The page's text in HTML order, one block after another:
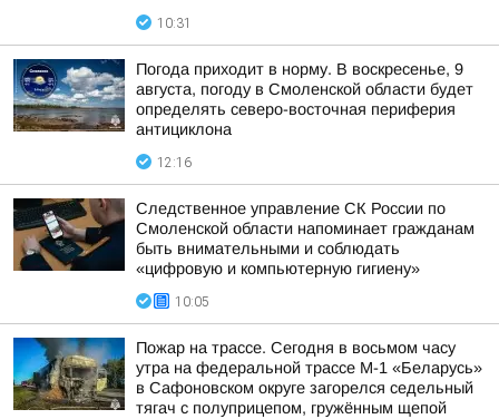
10:31
Погода приходит в норму. В воскресенье, 9
августа, погоду в Смоленской области будет
определять северо-восточная периферия
антициклона
12:16
Следственное управление СК России по
Смоленской области напоминает гражданам
быть внимательными и соблюдать
«цифровую и компьютерную гигиену»
10:05
Пожар на трассе. Сегодня в восьмом часу
утра на федеральной трассе М-1 «Беларусь»
в Сафоновском округе загорелся седельный
тягач с полуприцепом, гружённым щепой